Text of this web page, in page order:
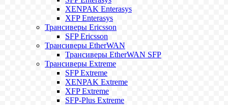
XENPAK Enterasys
XFP Enterasys
Трансиверы Ericsson
SFP Ericsson
Трансиверы EtherWAN
Трансиверы EtherWAN SFP
Трансиверы Extreme
SFP Extreme
XENPAK Extreme
XFP Extreme
SFP-Plus Extreme